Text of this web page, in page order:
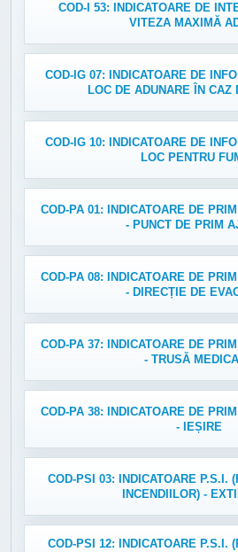
COD-I 53: INDICATOARE DE
VITEZA MAXIMĂ
COD-IG 07: INDICATOARE DE
LOC DE ADUNARE ÎN CAZ
COD-IG 10: INDICATOARE DE
LOC PENTRU
COD-PA 01: INDICATOARE DE
- PUNCT DE PRIM
COD-PA 08: INDICATOARE DE
- DIRECȚIE DE
COD-PA 37: INDICATOARE DE
- TRUSĂ
COD-PA 38: INDICATOARE DE
- IEȘIRE
COD-PSI 03: INDICATOARE P.S.I.
INCENDIILOR) -
COD-PSI 12: INDICATOARE P.S.I.